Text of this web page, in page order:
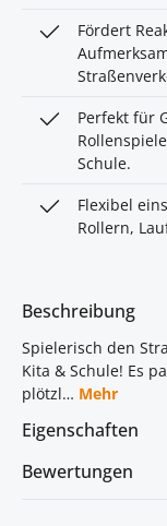
Fördert
Perfekt für
Schule.
Flexibel
Rollern,
Beschreibung
Spielerisch den
Kita & Schule! Es
plötzl… Mehr
Eigenschaften
Bewertungen